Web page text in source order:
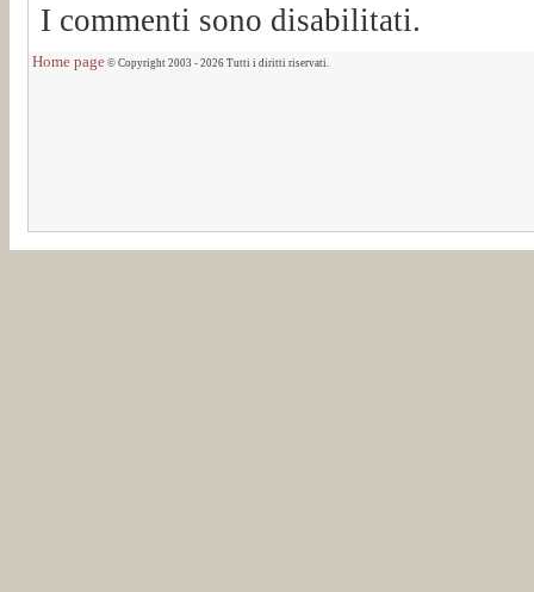
I commenti sono disabilitati.
Home page © Copyright 2003 - 2026 Tutti i diritti riservati.